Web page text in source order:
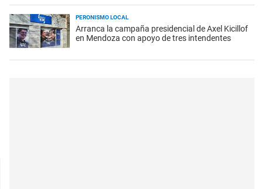
PERONISMO LOCAL
Arranca la campaña presidencial de Axel Kicillof
en Mendoza con apoyo de tres intendentes